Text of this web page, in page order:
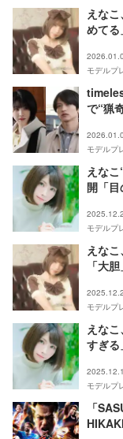
えな
めてる
モデルプ
で“猟
モデルプ
えな
開「
モデルプ
えな
「大
モデルプ
えな
すぎ
モデルプ
「